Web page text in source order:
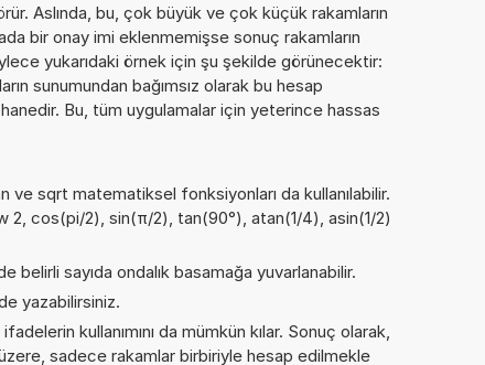
Aslında, bu, çok büyük ve çok küçük rakamların
bir onay imi eklenmemişse sonuç rakamların
yukarıdaki örnek için şu şekilde görünecektir:
sunumundan bağımsız olarak bu hesap
Bu, tüm uygulamalar için yeterince hassas
sqrt matematiksel fonksiyonları da kullanılabilir.
2, cos(pi/2), sin(π/2), tan(90°), atan(1/4), asin(1/2)
belirli sayıda ondalık basamağa yuvarlanabilir.
yazabilirsiniz.
kullanımını da mümkün kılar. Sonuç olarak,
sadece rakamlar birbiriyle hesap edilmekle